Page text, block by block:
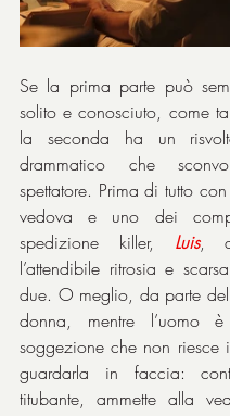
Se la prima parte può
solito e conosciuto, come
la seconda ha un
drammatico che
spettatore. Prima di tutto con
vedova e uno dei
spedizione killer, Luis,
l’attendibile ritrosia e
due. O meglio, da parte
donna, mentre l’uomo
soggezione che non riesce
guardarla in faccia:
titubante, ammette alla